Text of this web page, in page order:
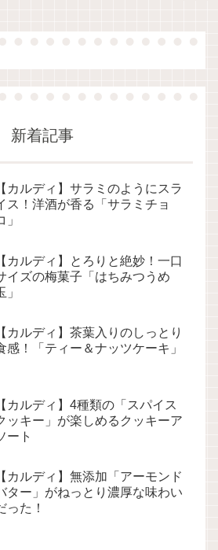
新着記事
【カルディ】サラミのようにスラ
ス！洋酒が香る「サラミチョ
」
【カルディ】とろりと絶妙！一口
イズの梅菓子「はちみつうめ
」
【カルディ】茶葉入りのしっとり
感！「ティー＆ナッツケーキ」
【カルディ】4種類の「スパイス
ッキー」が楽しめるクッキーア
ート
【カルディ】無添加「アーモンド
ター」がねっとり濃厚な味わい
った！